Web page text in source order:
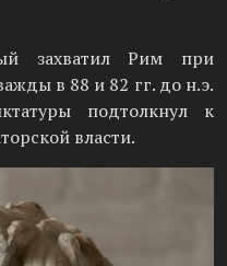
захватил Рим при
в 88 и 82 гг. до н.э.
подтолкнул к
власти.